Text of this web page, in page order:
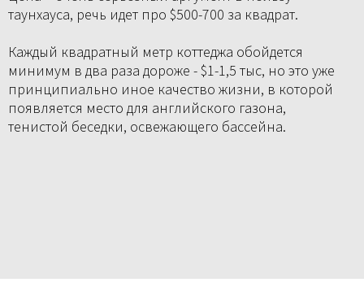
таунхауса, речь идет про $500-700 за квадрат.
Каждый квадратный метр коттеджа обойдется
минимум в два раза дороже - $1-1,5 тыс, но это уже
принципиально иное качество жизни, в которой
появляется место для английского газона,
тенистой беседки, освежающего бассейна.